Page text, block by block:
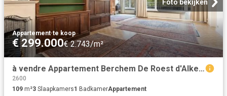
Foto bekijken
Appartement·te koop
€ 299.000€ 2.743/m²
à vendre Appartement Berchem De Roest d'Alkemadelaan
2600
109 m²3 Slaapkamers1 BadkamerAppartement